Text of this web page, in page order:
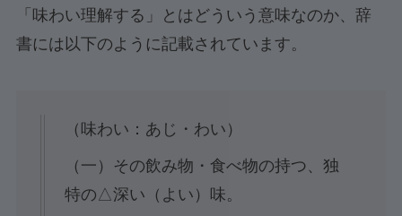
「味わい理解する」とはどういう意味なのか、辞
書には以下のように記載されています。
（味わい：あじ・わい）
（一）その飲み物・食べ物の持つ、独
特の△深い（よい）味。